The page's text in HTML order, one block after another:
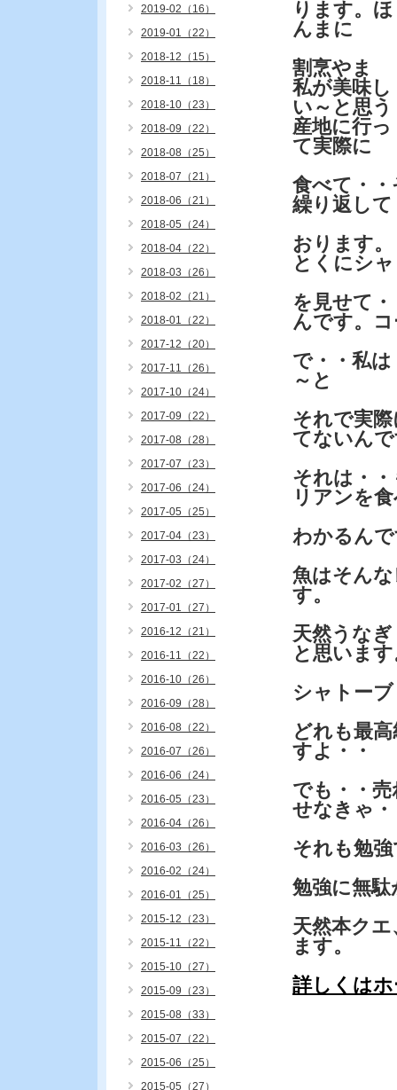
ります。ほ
んまに
割烹やま
私が美味し
い～と思う
産地に行っ
て実際に
食べて・
繰り返して
おります
とくにシ
を見せて
んです。
で・・私
～と
それで実
てないん
それは・
リアンを
わかるん
魚はそん
す。
天然うな
と思いま
シャトー
どれも最
すよ・・
でも・・
せなきゃ
それも勉
勉強に無
天然本ク
ます。
詳しくは
2019-02（16）
2019-01（22）
2018-12（15）
2018-11（18）
2018-10（23）
2018-09（22）
2018-08（25）
2018-07（21）
2018-06（21）
2018-05（24）
2018-04（22）
2018-03（26）
2018-02（21）
2018-01（22）
2017-12（20）
2017-11（26）
2017-10（24）
2017-09（22）
2017-08（28）
2017-07（23）
2017-06（24）
2017-05（25）
2017-04（23）
2017-03（24）
2017-02（27）
2017-01（27）
2016-12（21）
2016-11（22）
2016-10（26）
2016-09（28）
2016-08（22）
2016-07（26）
2016-06（24）
2016-05（23）
2016-04（26）
2016-03（26）
2016-02（24）
2016-01（25）
2015-12（23）
2015-11（22）
2015-10（27）
2015-09（23）
2015-08（33）
2015-07（22）
2015-06（25）
2015-05（27）